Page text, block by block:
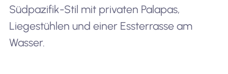
Südpazifik-Stil mit privaten Palapas,
Liegestühlen und einer Essterrasse am
Wasser.